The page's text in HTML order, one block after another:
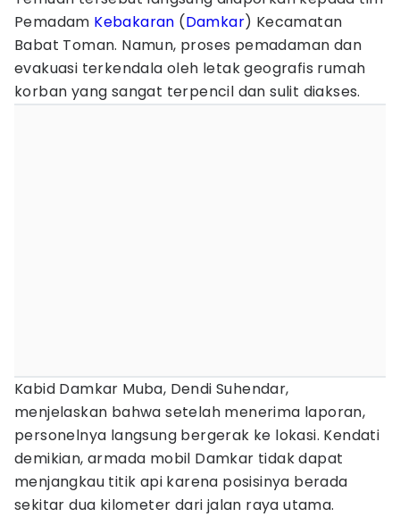
Pemadam Kebakaran (Damkar) Kecamatan
Babat Toman. Namun, proses pemadaman dan
evakuasi terkendala oleh letak geografis rumah
korban yang sangat terpencil dan sulit diakses.
Kabid Damkar Muba, Dendi Suhendar,
menjelaskan bahwa setelah menerima laporan,
personelnya langsung bergerak ke lokasi. Kendati
demikian, armada mobil Damkar tidak dapat
menjangkau titik api karena posisinya berada
sekitar dua kilometer dari jalan raya utama.